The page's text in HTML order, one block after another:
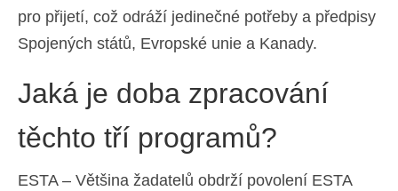
pro přijetí, což odráží jedinečné potřeby a předpisy
Spojených států, Evropské unie a Kanady.
Jaká je doba zpracování
těchto tří programů?
ESTA – Většina žadatelů obdrží povolení ESTA